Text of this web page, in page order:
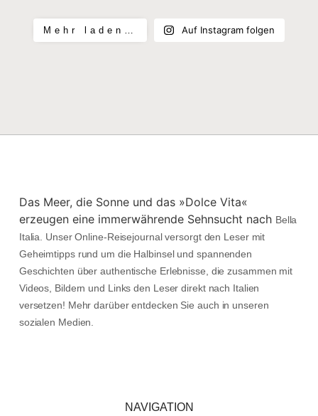
Mehr laden… Auf Instagram folgen
Das Meer, die Sonne und das »Dolce Vita«
erzeugen eine immerwährende Sehnsucht nach Bella
Italia. Unser Online-Reisejournal versorgt den Leser mit
Geheimtipps rund um die Halbinsel und spannenden
Geschichten über authentische Erlebnisse, die zusammen mit
Videos, Bildern und Links den Leser direkt nach Italien
versetzen! Mehr darüber entdecken Sie auch in unseren
sozialen Medien.
NAVIGATION